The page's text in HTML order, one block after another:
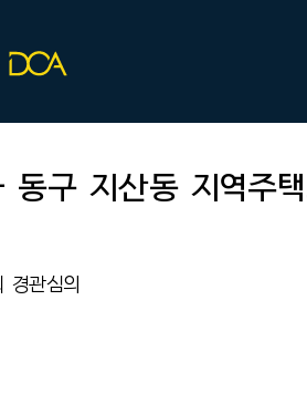
구 지산동 지역주
경관심의